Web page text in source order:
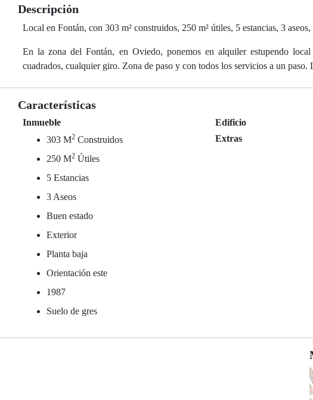
Descripción
Local en Fontán, con 303 m² construidos, 250 m² útiles, 5 estancias, 3
En la zona del Fontán, en Oviedo, ponemos en alquiler estupendo
cuadrados, cualquier giro. Zona de paso y con todos los servicios a un paso.
Características
Inmueble
303 M2 Construidos
250 M2 Útiles
5 Estancias
3 Aseos
Buen estado
Exterior
Planta baja
Orientación este
1987
Suelo de gres
Edificio
Extras